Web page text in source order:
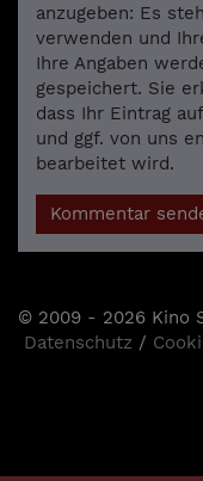
anzugeben: Es
verwenden und
Ihre Angaben
gespeichert. Sie
dass Ihr Eintrag
und ggf. von uns
bearbeitet wird.
Kommentar
© 2009 - 2026 Kino
Datenschutz /